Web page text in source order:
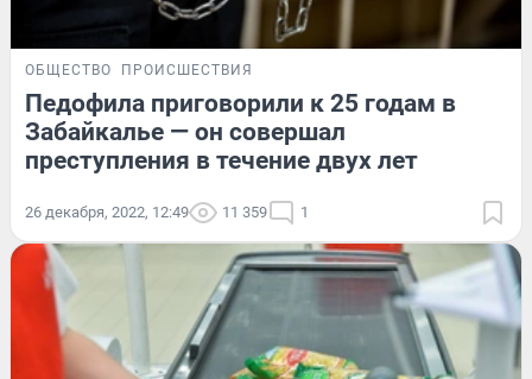
ОБЩЕСТВО ПРОИСШЕСТВИЯ
Педофила приговорили к 25 годам в
Забайкалье — он совершал
преступления в течение двух лет
26 декабря, 2022, 12:49 11 359 1